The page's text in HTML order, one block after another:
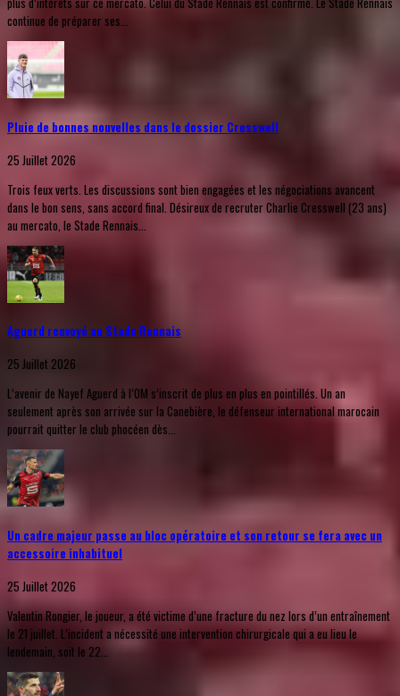
continue de préparer ses...
Pluie de bonnes nouvelles dans le dossier Cresswell
25 Juillet 2026
Trois feux verts. Les discussions sont bien engagées et les négociations avancent
dans le bon sens, sans accord final. Désireux de recruter Charlie Cresswell (23 ans)
au mercato, le Stade Rennais...
Aguerd renvoyé au Stade Rennais
25 Juillet 2026
L’avenir de Nayef Aguerd à l’OM s’inscrit de plus en plus en pointillés. Un an
seulement après son arrivée sur la Canebière, le défenseur international marocain
pourrait quitter le club phocéen dès...
Un cadre majeur passe au bloc opératoire et son retour se fera avec un
accessoire inhabituel
25 Juillet 2026
Valentin Rongier, le joueur, a été victime d’une fracture du nez lors d’un entraînement
le 21 juillet. L’incident a nécessité une intervention chirurgicale qui a eu lieu le
lendemain, soit le 22...